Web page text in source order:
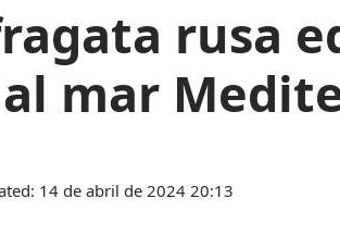
rusa
mar
14 de abril de 2024 20:13